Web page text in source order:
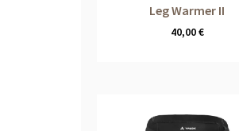
Leg Warmer II
40,00€